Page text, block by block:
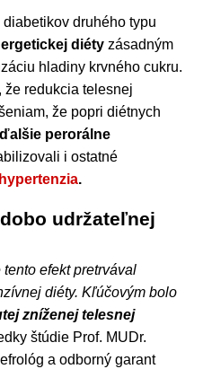
druhého typu
diéty zásadným
hladiny krvného cukru.
redukcia telesnej
že popri diétnych
perorálne
i ostatné
hypertenzia.
udržateľnej
efekt pretrvával
diéty. Kľúčovým bolo
zníženej telesnej
štúdie Prof. MUDr.
a odborný garant